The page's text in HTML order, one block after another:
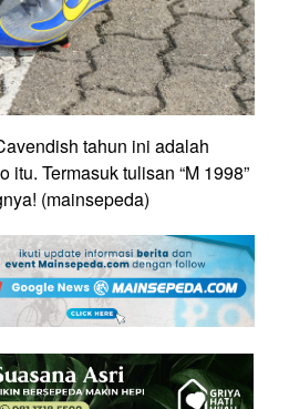
tahun ini adalah
itu. Termasuk tulisan “M 1998”
(mainsepeda)